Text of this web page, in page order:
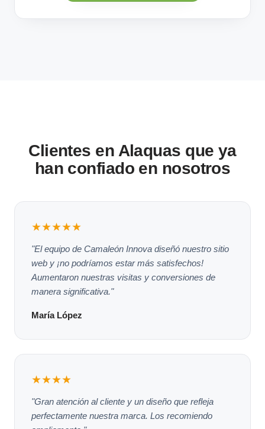
Clientes en Alaquas que ya
han confiado en nosotros
★★★★★
"El equipo de Camaleón Innova diseñó nuestro sitio
web y ¡no podríamos estar más satisfechos!
Aumentaron nuestras visitas y conversiones de
manera significativa."
María López
★★★★
"Gran atención al cliente y un diseño que refleja
perfectamente nuestra marca. Los recomiendo